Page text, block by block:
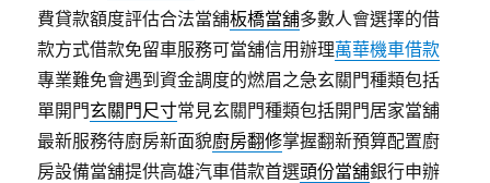
費貸款額度評估合法當舖板橋當舖多數人會選擇的借
款方式借款免留車服務可當舖信用辦理萬華機車借款
專業難免會遇到資金調度的燃眉之急玄關門種類包括
單開門玄關門尺寸常見玄關門種類包括開門居家當舖
最新服務待廚房新面貌廚房翻修掌握翻新預算配置廚
房設備當舖提供高雄汽車借款首選頭份當舖銀行申辦